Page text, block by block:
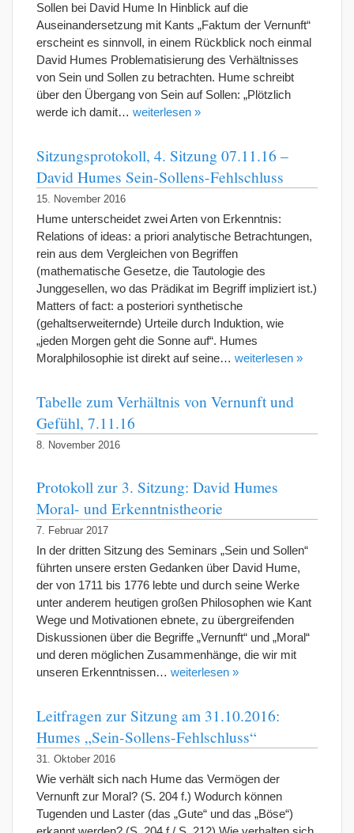
Sollen bei David Hume In Hinblick auf die
Auseinandersetzung mit Kants „Faktum der Vernunft“
erscheint es sinnvoll, in einem Rückblick noch einmal
David Humes Problematisierung des Verhältnisses
von Sein und Sollen zu betrachten. Hume schreibt
über den Übergang von Sein auf Sollen: „Plötzlich
werde ich damit… weiterlesen »
Sitzungsprotokoll, 4. Sitzung 07.11.16 –
David Humes Sein-Sollens-Fehlschluss
15. November 2016
Hume unterscheidet zwei Arten von Erkenntnis:
Relations of ideas: a priori analytische Betrachtungen,
rein aus dem Vergleichen von Begriffen
(mathematische Gesetze, die Tautologie des
Junggesellen, wo das Prädikat im Begriff impliziert ist.)
Matters of fact: a posteriori synthetische
(gehaltserweiternde) Urteile durch Induktion, wie
„jeden Morgen geht die Sonne auf“. Humes
Moralphilosophie ist direkt auf seine… weiterlesen »
Tabelle zum Verhältnis von Vernunft und
Gefühl, 7.11.16
8. November 2016
Protokoll zur 3. Sitzung: David Humes
Moral- und Erkenntnistheorie
7. Februar 2017
In der dritten Sitzung des Seminars „Sein und Sollen“
führten unsere ersten Gedanken über David Hume,
der von 1711 bis 1776 lebte und durch seine Werke
unter anderem heutigen großen Philosophen wie Kant
Wege und Motivationen ebnete, zu übergreifenden
Diskussionen über die Begriffe „Vernunft“ und „Moral“
und deren möglichen Zusammenhänge, die wir mit
unseren Erkenntnissen… weiterlesen »
Leitfragen zur Sitzung am 31.10.2016:
Humes „Sein-Sollens-Fehlschluss“
31. Oktober 2016
Wie verhält sich nach Hume das Vermögen der
Vernunft zur Moral? (S. 204 f.) Wodurch können
Tugenden und Laster (das „Gute“ und das „Böse“)